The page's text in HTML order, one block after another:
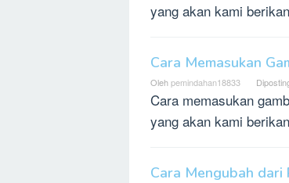
yang akan kami
Cara Memasukan
Olehpemindahan18833
Cara memasukan
yang akan kami
Cara Mengubah